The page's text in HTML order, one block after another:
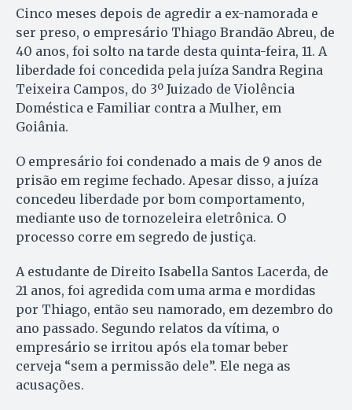
Cinco meses depois de agredir a ex-namorada e
ser preso, o empresário Thiago Brandão Abreu, de
40 anos, foi solto na tarde desta quinta-feira, 11. A
liberdade foi concedida pela juíza Sandra Regina
Teixeira Campos, do 3º Juizado de Violência
Doméstica e Familiar contra a Mulher, em
Goiânia.
O empresário foi condenado a mais de 9 anos de
prisão em regime fechado. Apesar disso, a juíza
concedeu liberdade por bom comportamento,
mediante uso de tornozeleira eletrônica. O
processo corre em segredo de justiça.
A estudante de Direito Isabella Santos Lacerda, de
21 anos, foi agredida com uma arma e mordidas
por Thiago, então seu namorado, em dezembro do
ano passado. Segundo relatos da vítima, o
empresário se irritou após ela tomar beber
cerveja “sem a permissão dele”. Ele nega as
acusações.